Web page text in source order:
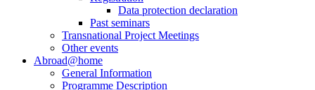
Data protection declaration
Past seminars
Transnational Project Meetings
Other events
Abroad@home
General Information
Programme Description